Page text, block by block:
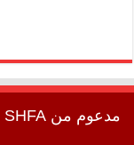
مدعوم من SHFA